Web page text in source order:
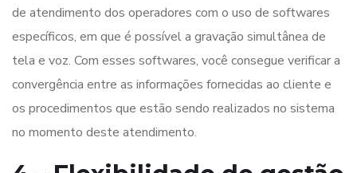
de atendimento dos operadores com o uso de softwares
específicos, em que é possível a gravação simultânea de
tela e voz. Com esses softwares, você consegue verificar a
convergência entre as informações fornecidas ao cliente e
os procedimentos que estão sendo realizados no sistema
no momento deste atendimento.